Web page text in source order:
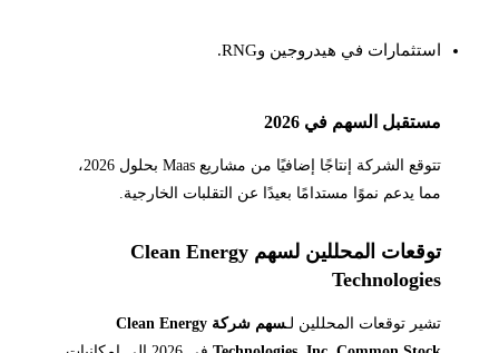
استثمارات في هيدروجين وRNG.
مستقبل السهم في 2026
تتوقع الشركة إنتاجًا إضافيًا من مشاريع Maas بحلول 2026،
مما يدعم نموًا مستدامًا بعيدًا عن التقلبات الخارجية.
توقعات المحللين لسهم Clean Energy
Technologies
تشير توقعات المحللين لـ
سهم شركة Clean Energy